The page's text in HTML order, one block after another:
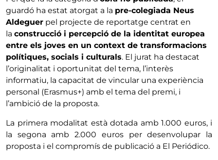
guardó ha estat atorgat a la pre-colegiada Neus
Aldeguer pel projecte de reportatge centrat en
la construcció i percepció de la identitat europea
entre els joves en un context de transformacions
polítiques, socials i culturals. El jurat ha destacat
l’originalitat i oportunitat del tema, l’interès
informatiu, la capacitat de vincular una experiència
personal (Erasmus+) amb el tema del premi, i
l’ambició de la proposta.
La primera modalitat està dotada amb 1.000 euros, i
la segona amb 2.000 euros per desenvolupar la
proposta i el compromís de publicació a El Periódico.